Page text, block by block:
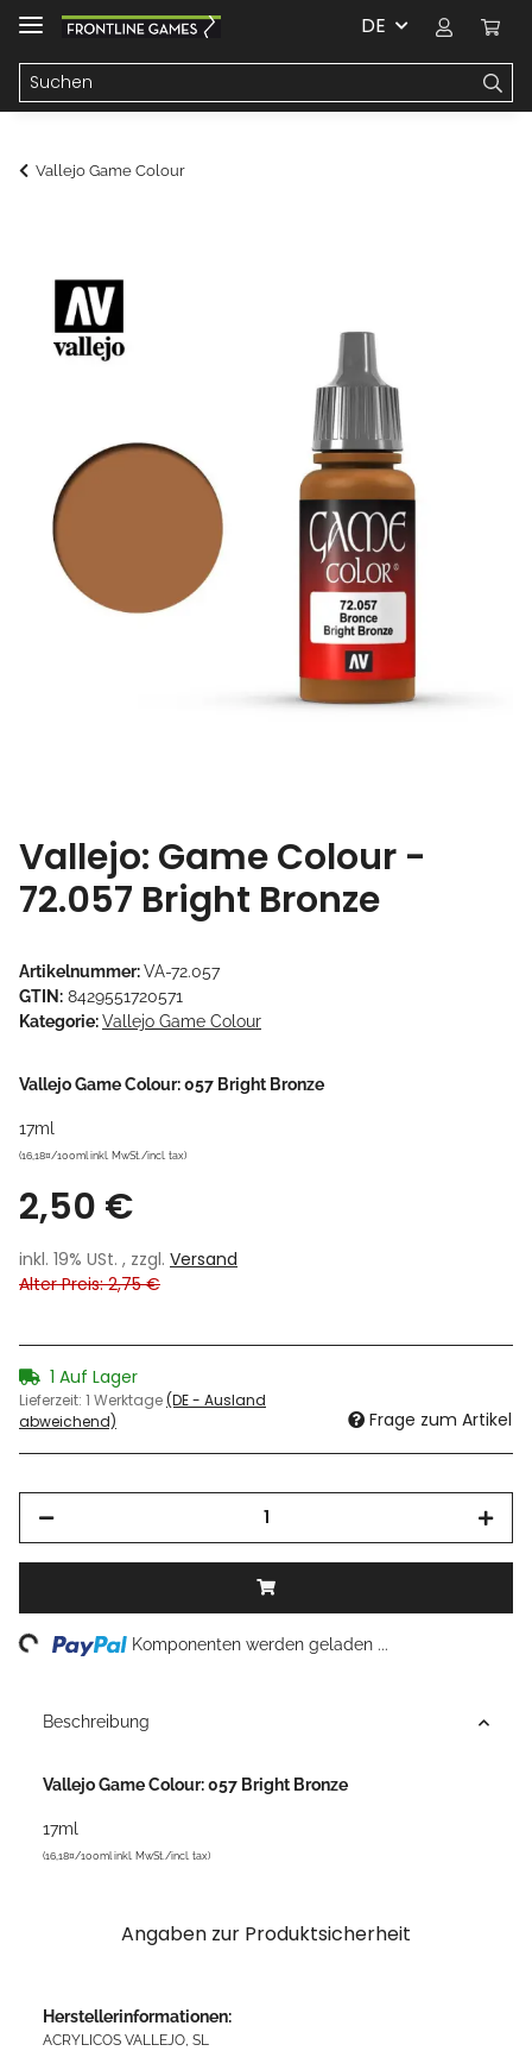
DE
Vallejo Game Colour
Vallejo: Game Colour -
72.057 Bright Bronze
Artikelnummer:VA-72.057
GTIN: 8429551720571
Kategorie:Vallejo Game Colour
Vallejo Game Colour: 057 Bright Bronze
17ml
(16,18¤/100ml inkl. MwSt./incl. tax)
2,50 €
inkl. 19% USt. , zzgl. Versand
Alter Preis: 2,75 €
1 Auf Lager
Lieferzeit: 1 Werktage(DE - Ausland
abweichend)
Frage zum Artikel
Komponenten werden geladen ...
Beschreibung
Vallejo Game Colour: 057 Bright Bronze
17ml
(16,18¤/100ml inkl. MwSt./incl. tax)
Angaben zur Produktsicherheit
Herstellerinformationen:
ACRYLICOS VALLEJO, SL